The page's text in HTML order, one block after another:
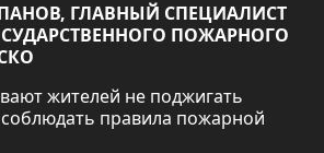
ГЛАВНЫЙ СПЕЦИАЛИСТ
ПОЖАРНОГО
жителей не поджигать
правила пожарной